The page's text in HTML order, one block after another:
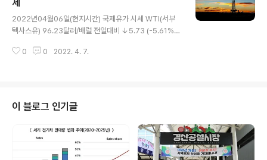
명, 동상 2명, 참가상 10명까지 총 15명(팀)에게 소정의 상
금 및 상품권이 지급된다. 일부 혁신 제안은 2022년 KERI
연구개발(R&D) 과제 리스트에 반영돼 활용된다. (뉴스 이
어보기)
세
2022년04월06일(현지시간) 국제유가 시세 WTI(서부
텍사스유) 96.23달러/배럴 전일대비 ↓5.73 (-5.61%)
럴 전일대비 ↓5.57 (-5.22%) ICE 기준
0 0 2022. 4. 7.
이 블로그 인기글